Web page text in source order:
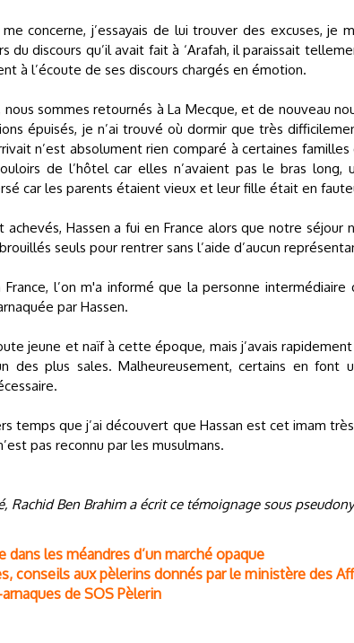
concerne, j’essayais de lui trouver des excuses, je
du discours qu’il avait fait à ‘Arafah, il paraissait
à l’écoute de ses discours chargés en émotion.
nous sommes retournés à La Mecque, et de nouveau
épuisés, je n’ai trouvé où dormir que très
n’est absolument rien comparé à certaines familles
de l’hôtel car elles n’avaient pas le bras long,
car les parents étaient vieux et leur fille était en
Hassen a fui en France alors que notre séjour
seuls pour rentrer sans l’aide d’aucun
l’on m'a informé que la personne intermédiaire
par Hassen.
jeune et naïf à cette époque, mais j’avais
des plus sales. Malheureusement, certains en font
temps que j’ai découvert que Hassan est cet imam
pas reconnu par les musulmans.
Rachid Ben Brahim a écrit ce témoignage sous
dans les méandres d’un marché opaque
conseils aux pèlerins donnés par le ministère des
de SOS Pèlerin